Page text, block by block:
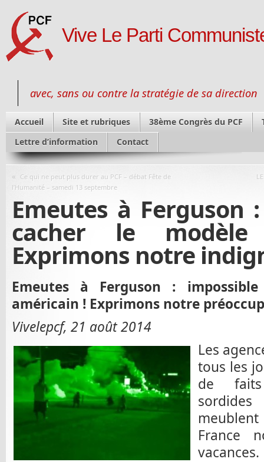
Vive Le Parti
avec, sans ou contre la stratégie de sa direction
Accueil Site et rubriques 38ème Congrès du PCF
Lettre d’information
Contact
« Ce qui ne peut plus durer au PCF – débat Fête de
l’Humanité – samedi 13 septembre
Emeutes à Ferguson
cacher le
Exprimons notre
Emeutes à Ferguson :
américain ! Exprimons notre
Vivelepcf, 21 août 2014
Les
tous les
de faits
France
vacances.